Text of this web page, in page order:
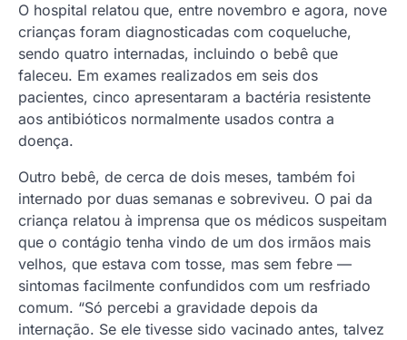
O hospital relatou que, entre novembro e agora, nove
crianças foram diagnosticadas com coqueluche,
sendo quatro internadas, incluindo o bebê que
faleceu. Em exames realizados em seis dos
pacientes, cinco apresentaram a bactéria resistente
aos antibióticos normalmente usados contra a
doença.
Outro bebê, de cerca de dois meses, também foi
internado por duas semanas e sobreviveu. O pai da
criança relatou à imprensa que os médicos suspeitam
que o contágio tenha vindo de um dos irmãos mais
velhos, que estava com tosse, mas sem febre —
sintomas facilmente confundidos com um resfriado
comum. “Só percebi a gravidade depois da
internação. Se ele tivesse sido vacinado antes, talvez